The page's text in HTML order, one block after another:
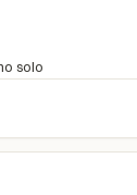
solo